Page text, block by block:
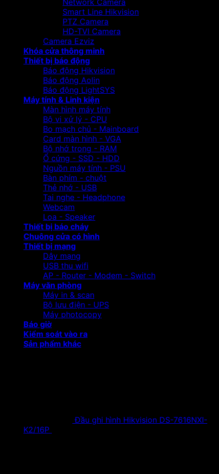
Network Camera
Smart Line Hikvision
PTZ Camera
HD-TVI Camera
Camera Ezviz
Khóa cửa thông minh
Thiết bị báo động
Báo động Hikvision
Báo động Aolin
Báo động LightSYS
Máy tính & Linh kiện
Màn hình máy tính
Bộ vi xử lý - CPU
Bo mạch chủ - Mainboard
Card màn hình - VGA
Bộ nhớ trong - RAM
Ổ cứng - SSD - HDD
Nguồn máy tính - PSU
Bàn phím - chuột
Thẻ nhớ - USB
Tai nghe - Headphone
Webcam
Loa - Speaker
Thiết bị báo cháy
Chuông cửa có hình
Thiết bị mạng
Dây mạng
USB thu wifi
AP - Router - Modem - Switch
Máy văn phòng
Máy in & scan
Bộ lưu điện - UPS
Máy photocopy
Báo giờ
Kiểm soát vào ra
Sản phẩm khác
Đầu ghi hình Hikvision DS-7616NXI-
K2/16P